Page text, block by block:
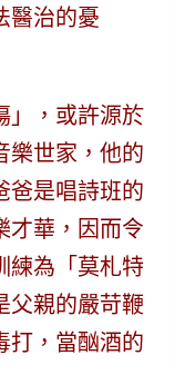
醫治的憂
」，或許源於
樂世家，他的
爸是唱詩班的
才華，因而令
練為「莫札特
父親的嚴苛鞭
打，當酗酒的